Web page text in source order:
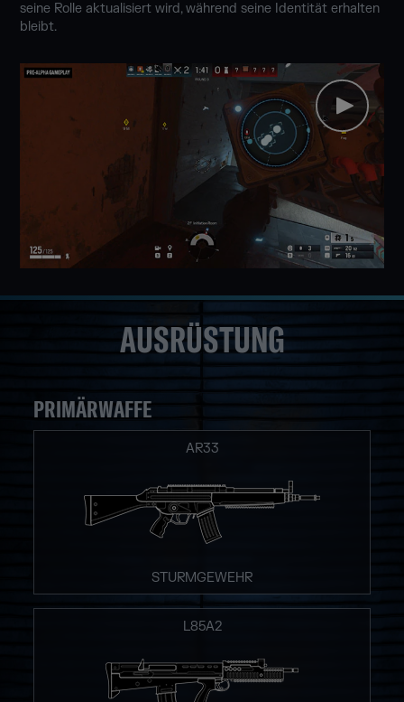
seine Rolle aktualisiert wird, während seine Identität erhalten
bleibt.
AUSRÜSTUNG
PRIMÄRWAFFE
AR33
STURMGEWEHR
L85A2